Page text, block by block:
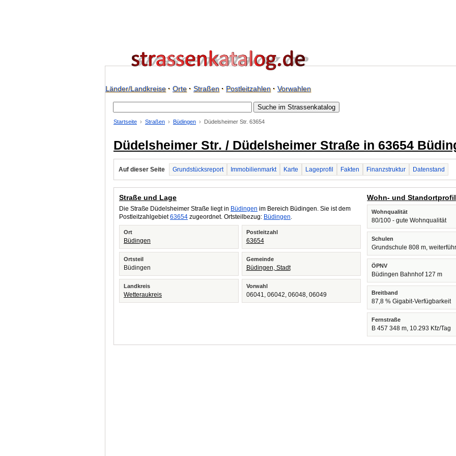
Länder/Landkreise· Orte· Straßen· Postleitzahlen· Vorwahlen
Startseite Straßen Büdingen Düdelsheimer Str. 63654
Düdelsheimer Str. / Düdelsheimer Straße in 63654
Auf dieser Seite Grundstücksreport Immobilienmarkt Karte Lageprofil Fakten Finanzstruktur Datenstand
Straße und Lage
Die Straße Düdelsheimer Straße liegt in Büdingen im Bereich Büdingen. Sie ist dem
Postleitzahlgebiet63654 zugeordnet. Ortsteilbezug: Büdingen.
Ort
Büdingen
Postleitzahl
63654
Ortsteil
Büdingen
Gemeinde
Büdingen, Stadt
Landkreis
Wetteraukreis
Vorwahl
06041, 06042, 06048, 06049
Wohn- und Standortprofil
Wohnqualität
80/100 - gute Wohnqualität
Schulen
Grundschule 808 m,
ÖPNV
Büdingen Bahnhof 127 m
Breitband
87,8 % Gigabit-Verfügbarkeit
Fernstraße
B 457 348 m, 10.293 Kfz/Tag